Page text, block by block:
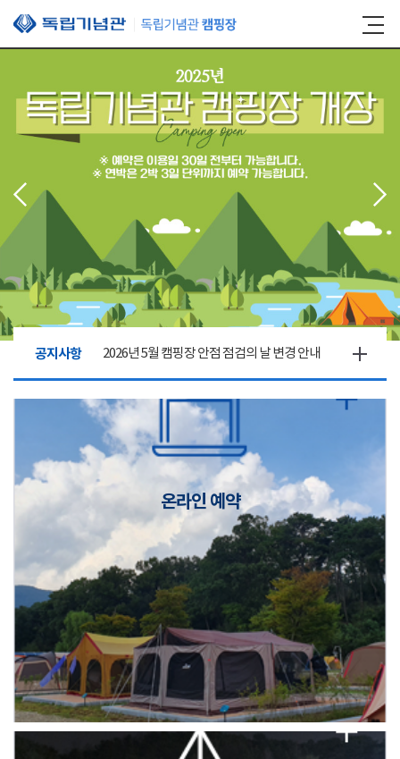
본문 바로가기
공지사항 2026년 5월 캠핑장 안점 점검의 날 변경 안내
캠핑장(9월1일~6일) 미운영 공지
2026년 5월 캠핑장 안점 점검의 날 변경 안내
캠핑장(9월1일~6일) 미운영 공지
2026년 5월 캠핑장 안점 점검의 날 변경 안내
캠핑장(9월1일~6일) 미운영 공지
온라인 예약